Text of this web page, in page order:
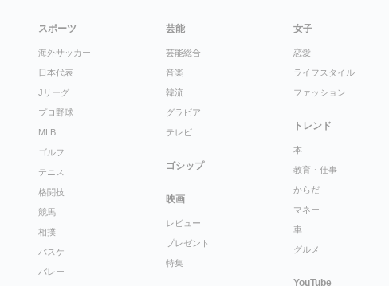
スポーツ
海外サッカー
日本代表
Jリーグ
プロ野球
MLB
ゴルフ
テニス
格闘技
競馬
相撲
バスケ
バレー
芸能
芸能総合
音楽
韓流
グラビア
テレビ
ゴシップ
映画
レビュー
プレゼント
特集
女子
恋愛
ライフスタイル
ファッション
トレンド
本
教育・仕事
からだ
マネー
車
グルメ
YouTube